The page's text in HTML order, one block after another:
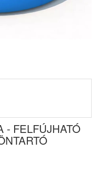
- FELFÚJHATÓ